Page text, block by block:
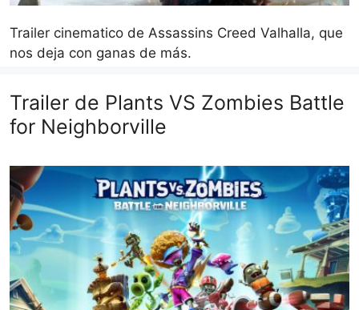
Trailer cinematico de Assassins Creed Valhalla, que
nos deja con ganas de más.
Trailer de Plants VS Zombies Battle
for Neighborville